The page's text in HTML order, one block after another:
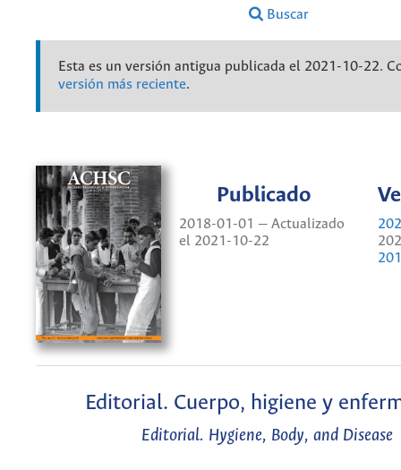
Buscar
Esta es un versión antigua publicada el 2021-10-22.
versión más reciente.
Publicado
2018-01-01 — Actualizado
el 2021-10-22
Editorial. Cuerpo, higiene y
Editorial. Hygiene, Body, and Disease